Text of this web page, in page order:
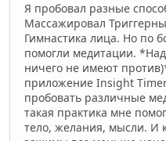
Я пробовал разные
Массажировал
Гимнастика лица. Но по
помогли медитации.
ничего не имеют
приложение Insight
пробовать различные
такая практика мне
тело, желания, мысли. И